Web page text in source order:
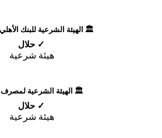
🏛️ الهيئة الشرعية للبنك
✓ حلال
هيئة شرعية
🏛️ الهيئة الشرعية لمصرف
✓ حلال
هيئة شرعية